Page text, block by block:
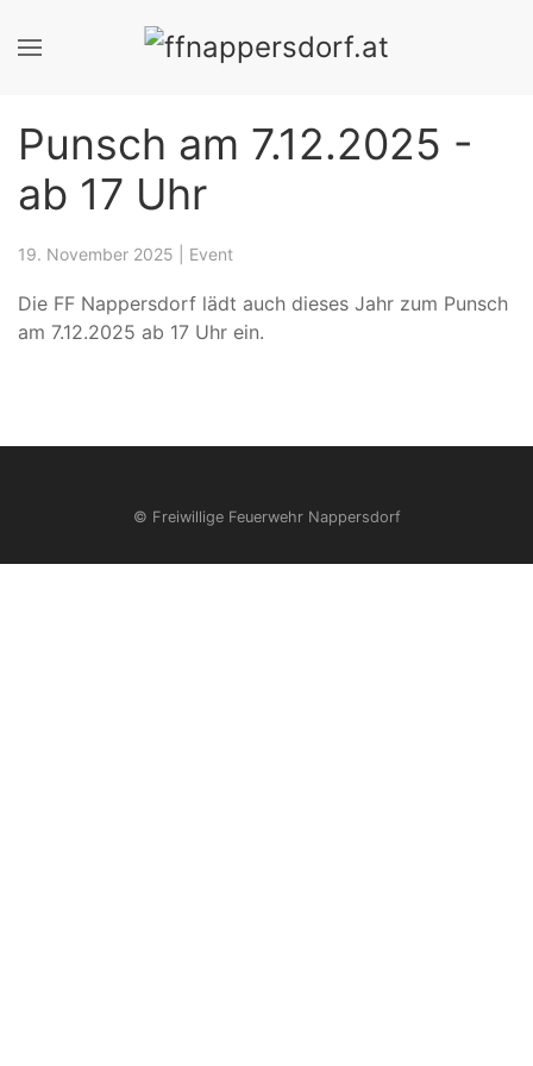
Punsch am 7.12.2025 -
ab 17 Uhr
19. November 2025 Event
Die FF Nappersdorf lädt auch dieses Jahr zum Punsch
am 7.12.2025 ab 17 Uhr ein.
© Freiwillige Feuerwehr Nappersdorf